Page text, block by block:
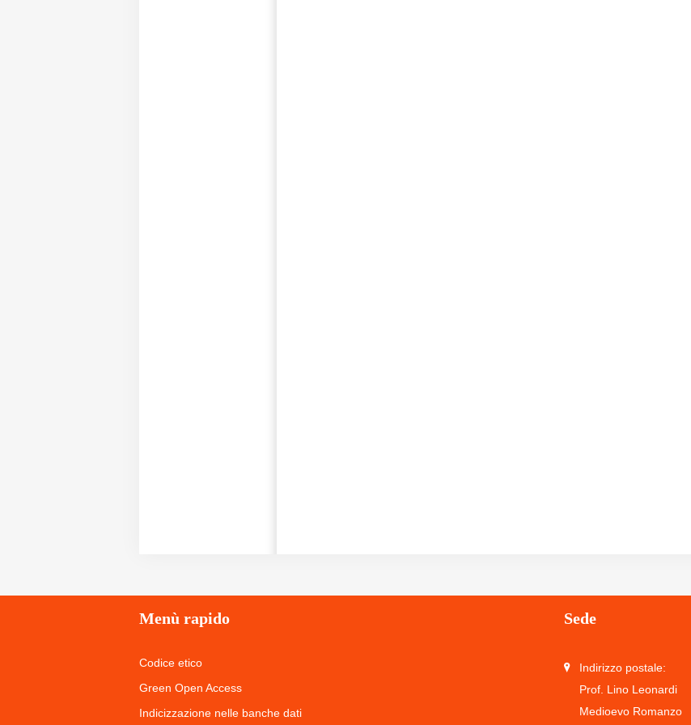
Menù rapido
Codice etico
Green Open Access
Indicizzazione nelle banche dati
Sede
Indirizzo postale:
Prof. Lino Leonardi
Medioevo Romanzo